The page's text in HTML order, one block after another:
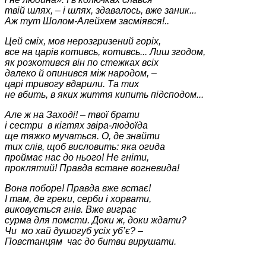
твій шлях, – і шлях, здавалось, вже заник...
Аж тут Шолом-Алейхем засміявся!..
Цей сміх, мов нерозгризений горіх,
все на царів котивсь, котивсь... Лиш згодом,
як розкотився він по стежках всіх
далеко й опинився між народом, –
царі тривогу вдарили. Та тих
не вбить, в яких життя кипить підсподом...
Але ж на Заході! – твої брати
і сестри в кігтях звіра-людоїда
ще тяжко мучаться. О, де знайти
тих слів, щоб висловить: яка огида
проймає нас до нього! Не гніти,
проклятий! Правда встане вогневида!
Вона поборе! Правда вже встає!
І там, де греки, серби і хорвати,
виковується гнів. Вже виграє
сурма для помсти. Доки ж, доки ждати?
Чи мо хай душогуб усіх уб’є? –
Повстанцям час до битви вирушати.